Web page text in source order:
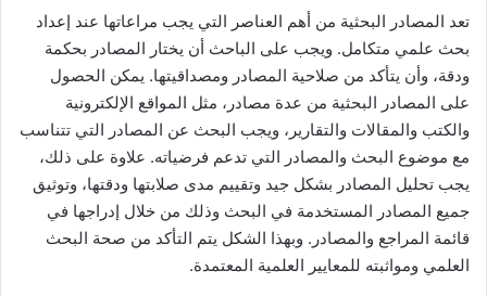
تعد المصادر البحثية من أهم العناصر التي يجب مراعاتها عند إعداد
بحث علمي متكامل. ويجب على الباحث أن يختار المصادر بحكمة
ودقة، وأن يتأكد من صلاحية المصادر ومصداقيتها. يمكن الحصول
على المصادر البحثية من عدة مصادر، مثل المواقع الإلكترونية
والكتب والمقالات والتقارير، ويجب البحث عن المصادر التي تتناسب
مع موضوع البحث والمصادر التي تدعم فرضياته. علاوة على ذلك،
يجب تحليل المصادر بشكل جيد وتقييم مدى صلابتها ودقتها، وتوثيق
جميع المصادر المستخدمة في البحث وذلك من خلال إدراجها في
قائمة المراجع والمصادر. وبهذا الشكل يتم التأكد من صحة البحث
العلمي ومواثبته للمعايير العلمية المعتمدة.